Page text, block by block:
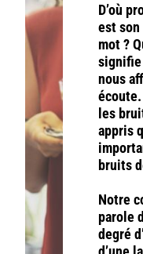
D’où
est son
mot ?
signifie
nous
les
appris
bruits
Notre
parole
degré